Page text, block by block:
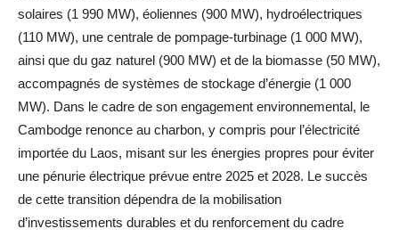
solaires (1 990 MW), éoliennes (900 MW), hydroélectriques
(110 MW), une centrale de pompage-turbinage (1 000 MW),
ainsi que du gaz naturel (900 MW) et de la biomasse (50 MW),
accompagnés de systèmes de stockage d’énergie (1 000
MW). Dans le cadre de son engagement environnemental, le
Cambodge renonce au charbon, y compris pour l’électricité
importée du Laos, misant sur les énergies propres pour éviter
une pénurie électrique prévue entre 2025 et 2028. Le succès
de cette transition dépendra de la mobilisation
d’investissements durables et du renforcement du cadre